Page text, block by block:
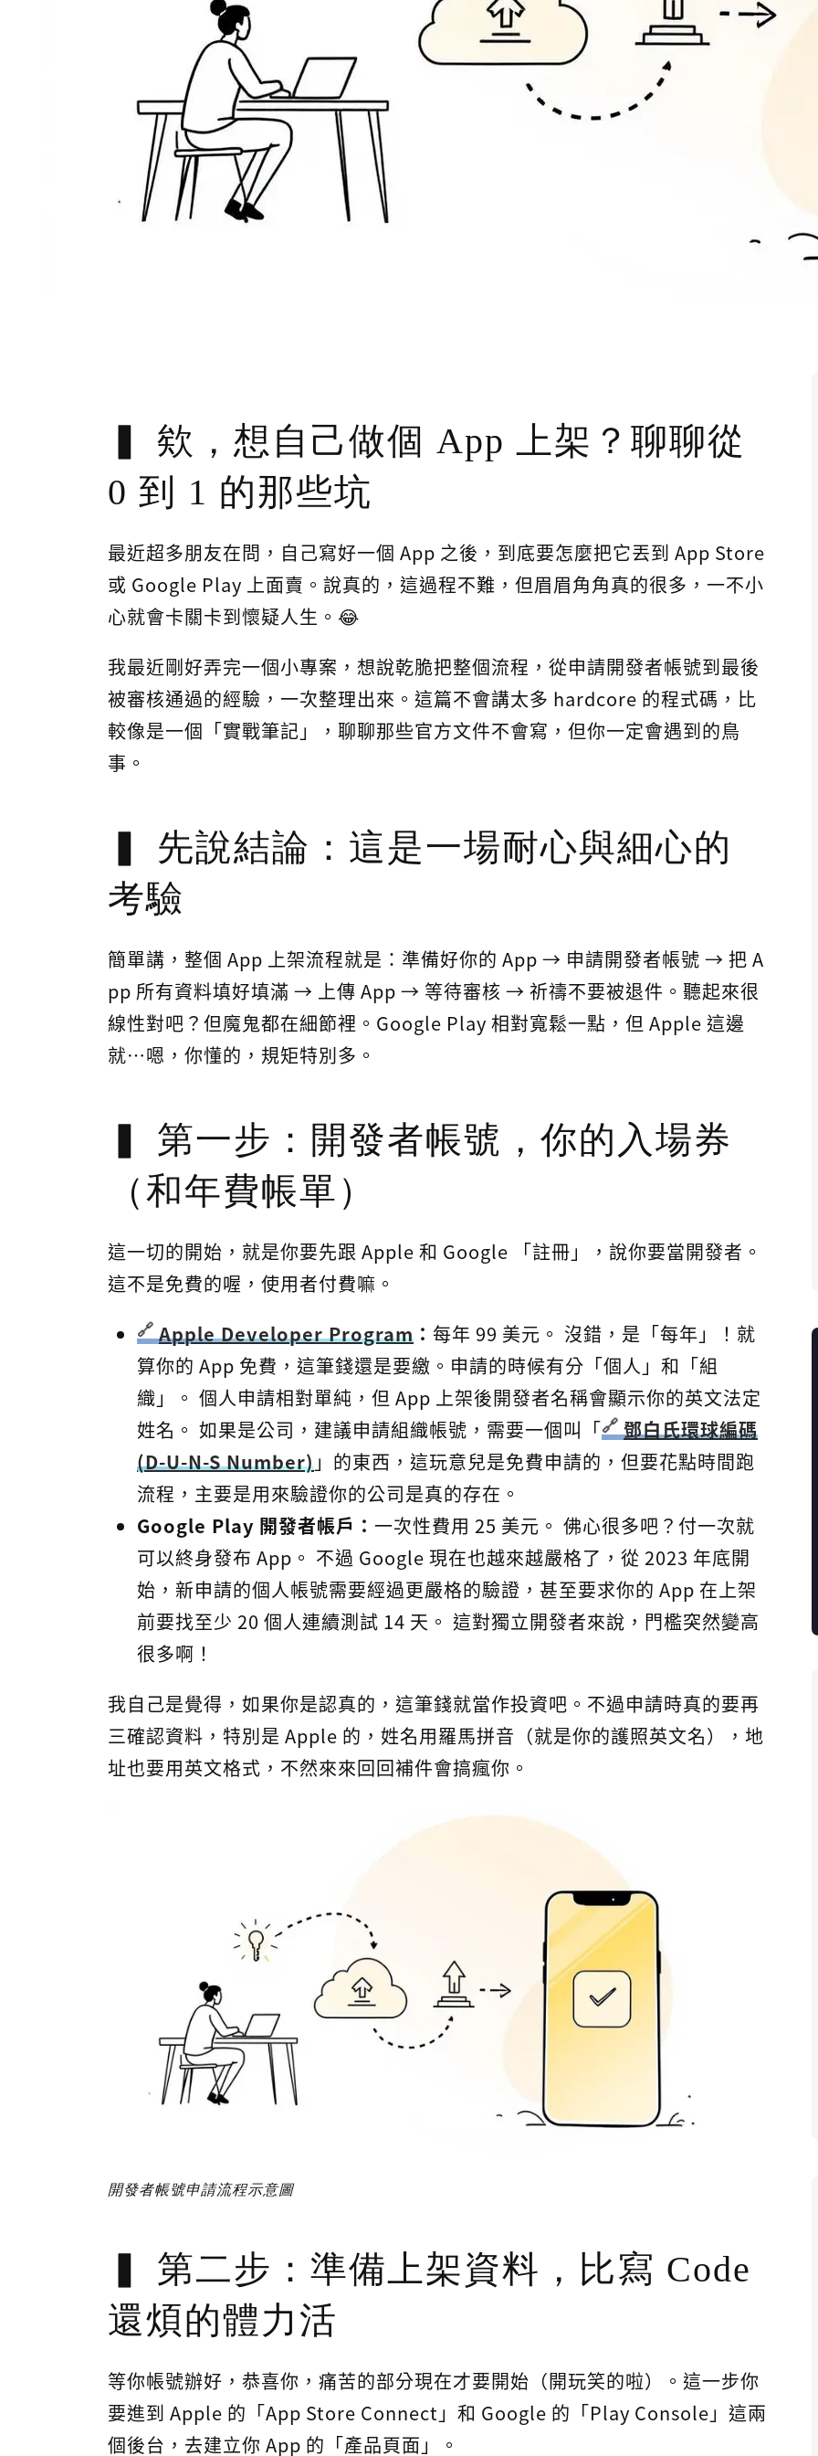
欸，想自己做個 App 上架？聊聊從
0 到 1 的那些坑
最近超多朋友在問，自己寫好一個 App 之後，到底要怎麼把它丟到 App Store
或 Google Play 上面賣。說真的，這過程不難，但眉眉角角真的很多，一不小
心就會卡關卡到懷疑人生。😂
我最近剛好弄完一個小專案，想說乾脆把整個流程，從申請開發者帳號到最後
被審核通過的經驗，一次整理出來。這篇不會講太多 hardcore 的程式碼，比
較像是一個「實戰筆記」，聊聊那些官方文件不會寫，但你一定會遇到的鳥
事。
先說結論：這是一場耐心與細心的
考驗
簡單講，整個 App 上架流程就是：準備好你的 App → 申請開發者帳號 → 把 A
pp 所有資料填好填滿 → 上傳 App → 等待審核 → 祈禱不要被退件。聽起來很
線性對吧？但魔鬼都在細節裡。Google Play 相對寬鬆一點，但 Apple 這邊
就…嗯，你懂的，規矩特別多。
第一步：開發者帳號，你的入場券
（和年費帳單）
這一切的開始，就是你要先跟 Apple 和 Google 「註冊」，說你要當開發者。
這不是免費的喔，使用者付費嘛。
Apple Developer Program ： 每年 99 美元。 沒錯，是「每年」！就
算你的 App 免費，這筆錢還是要繳。申請的時候有分「個人」和「組
織」。 個人申請相對單純，但 App 上架後開發者名稱會顯示你的英文法定
姓名。 如果是公司，建議申請組織帳號，需要一個叫「
鄧白氏環球編碼
(D-U-N-S Number)」的東西，這玩意兒是免費申請的，但要花點時間跑
流程，主要是用來驗證你的公司是真的存在。
Google Play 開發者帳戶： 一次性費用 25 美元。 佛心很多吧？付一次就
可以終身發布 App。 不過 Google 現在也越來越嚴格了，從 2023 年底開
始，新申請的個人帳號需要經過更嚴格的驗證，甚至要求你的 App 在上架
前要找至少 20 個人連續測試 14 天。 這對獨立開發者來說，門檻突然變高
很多啊！
我自己是覺得，如果你是認真的，這筆錢就當作投資吧。不過申請時真的要再
三確認資料，特別是 Apple 的，姓名用羅馬拼音（就是你的護照英文名），地
址也要用英文格式，不然來來回回補件會搞瘋你。
開發者帳號申請流程示意圖
第二步：準備上架資料，比寫 Code
還煩的體力活
等你帳號辦好，恭喜你，痛苦的部分現在才要開始（開玩笑的啦）。這一步你
要進到 Apple 的「App Store Connect」和 Google 的「Play Console」這兩
個後台，去建立你 App 的「產品頁面」。